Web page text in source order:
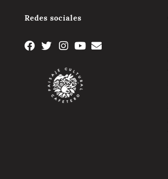
Redes sociales